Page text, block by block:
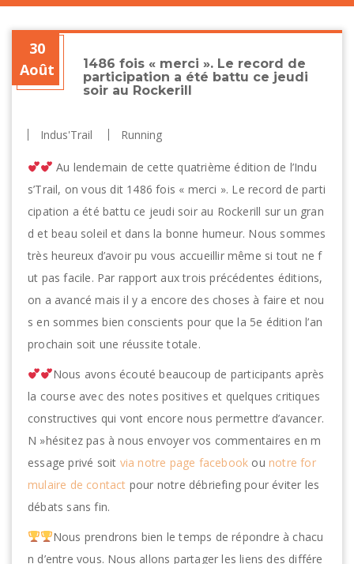
30
Août
1486 fois « merci ». Le record de
participation a été battu ce jeudi
soir au Rockerill
Indus'Trail Running
Au lendemain de cette quatrième édition de l’Indu
s’Trail, on vous dit 1486 fois « merci ». Le record de parti
cipation a été battu ce jeudi soir au Rockerill sur un gran
d et beau soleil et dans la bonne humeur. Nous sommes
très heureux d’avoir pu vous accueillir même si tout ne f
ut pas facile. Par rapport aux trois précédentes éditions,
on a avancé mais il y a encore des choses à faire et nou
s en sommes bien conscients pour que la 5e édition l’an
prochain soit une réussite totale.
Nous avons écouté beaucoup de participants après
la course avec des notes positives et quelques critiques
constructives qui vont encore nous permettre d’avancer.
N »hésitez pas à nous envoyer vos commentaires en m
essage privé soit via notre page facebook ou notre for
mulaire de contact pour notre débriefing pour éviter les
débats sans fin.
Nous prendrons bien le temps de répondre à chacu
n d’entre vous. Nous allons partager les liens des différe